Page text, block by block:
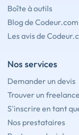
Boîte à outils
Blog de Codeur.com
Les avis de
Nos services
Demander un devis
Trouver un freelance
S'inscrire en tant
Nos prestataires